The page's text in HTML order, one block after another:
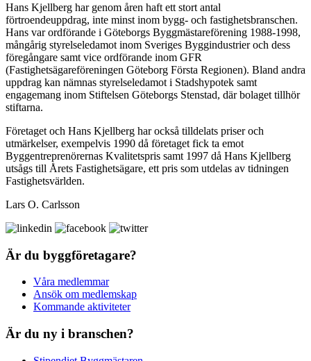
Hans Kjellberg har genom åren haft ett stort antal
förtroendeuppdrag, inte minst inom bygg- och fastighetsbranschen.
Hans var ordförande i Göteborgs Byggmästareförening 1988-1998,
mångårig styrelseledamot inom Sveriges Byggindustrier och dess
föregångare samt vice ordförande inom GFR
(Fastighetsägareföreningen Göteborg Första Regionen). Bland andra
uppdrag kan nämnas styrelseledamot i Stadshypotek samt
engagemang inom Stiftelsen Göteborgs Stenstad, där bolaget tillhör
stiftarna.
Företaget och Hans Kjellberg har också tilldelats priser och
utmärkelser, exempelvis 1990 då företaget fick ta emot
Byggentreprenörernas Kvalitetspris samt 1997 då Hans Kjellberg
utsågs till Årets Fastighetsägare, ett pris som utdelas av tidningen
Fastighetsvärlden.
Lars O. Carlsson
Är du byggföretagare?
Våra medlemmar
Ansök om medlemskap
Kommande aktiviteter
Är du ny i branschen?